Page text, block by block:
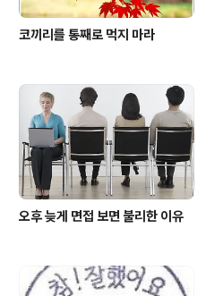
코끼리를 통째로 먹지 마라
오후 늦게 면접 보면 불리한 이유